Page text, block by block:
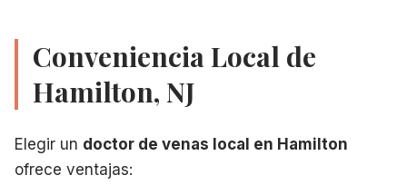
Conveniencia Local de
Hamilton, NJ
Elegir un doctor de venas local en Hamilton
ofrece ventajas: